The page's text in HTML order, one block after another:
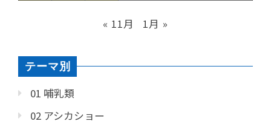
« 11月 1月 »
テーマ別
01 哺乳類
02 アシカショー